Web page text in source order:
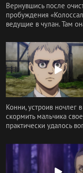
Вернувшись после
пробуждения
ведущие в чулан. Там
Конни, устроив ночлег
скормить мальчика
практически удалось